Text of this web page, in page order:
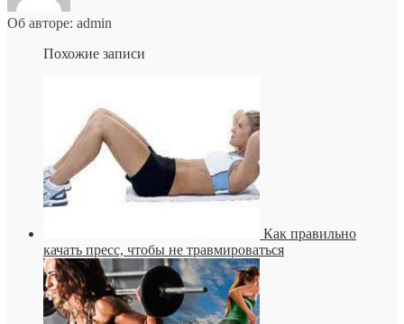
Об авторе: admin
Похожие записи
Как правильно
качать пресс, чтобы не травмироваться